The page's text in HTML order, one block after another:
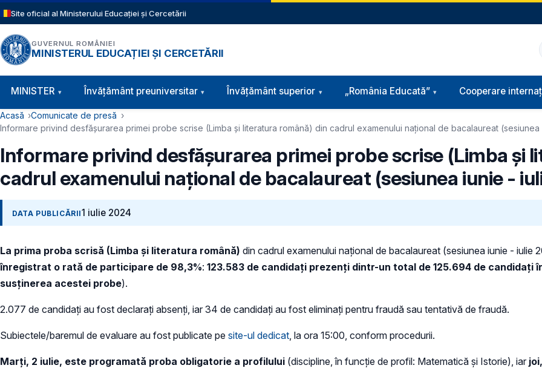
Sari la conținutul principal
Site oficial al Ministerului Educației și Cercetării
GUVERNUL ROMÂNIEI
MINISTERUL EDUCAȚIEI ȘI CERCETĂRII
Navigație principală
MINISTER Învăţământ preuniversitar Învățământ superior „România Educată” Cooperare
Cale de navigare
Acasă
Comunicate de presă
Informare privind desfășurarea primei probe scrise (Limba și literatura română) din cadrul examenului național de bacalaureat
Informare privind desfășurarea primei probe scrise (Limba și
cadrul examenului național de bacalaureat (sesiunea iunie -
DATA PUBLICĂRII1 iulie 2024
La prima proba scrisă (Limba și literatura română) din cadrul examenului național de bacalaureat (sesiunea iunie - iulie
înregistrat o rată de participare de 98,3%: 123.583 de candidați prezenți dintr-un total de 125.694 de candidați
susținerea acestei probe).
2.077 de candidați au fost declarați absenți, iar 34 de candidați au fost eliminați pentru fraudă sau tentativă de fraudă.
Subiectele/baremul de evaluare au fost publicate pe site-ul dedicat, la ora 15:00, conform procedurii.
Marți, 2 iulie, este programată proba obligatorie a profilului (discipline, în funcție de profil: Matematică și Istorie), iar